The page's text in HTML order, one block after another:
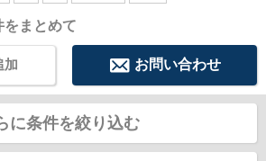
をまとめて
お問い合わせ
加
に条件を絞り込む